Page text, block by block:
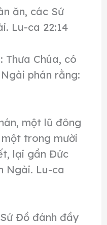
ăn, các Sứ
Lu-ca 22:14
Thưa Chúa, có
phán rằng:
một lũ đông
một trong mười
lại gần Đức
Ngài. Lu-ca
Đồ đánh đầy